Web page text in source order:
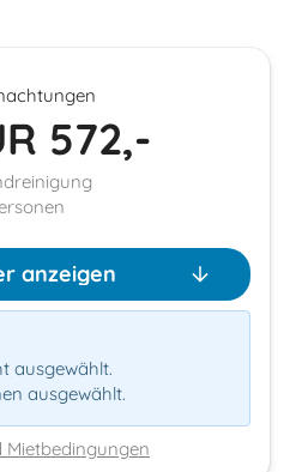
572,-
anzeigen
ausgewählt.
ausgewählt.